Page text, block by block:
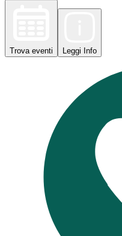
Trova eventi Leggi Info